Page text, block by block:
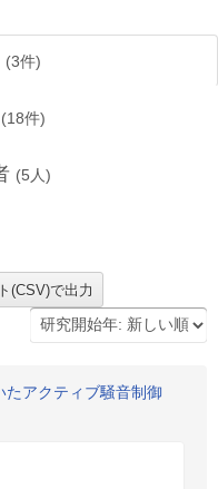
(3件)
(18件)
(5 人)
アクティブ騒音制御